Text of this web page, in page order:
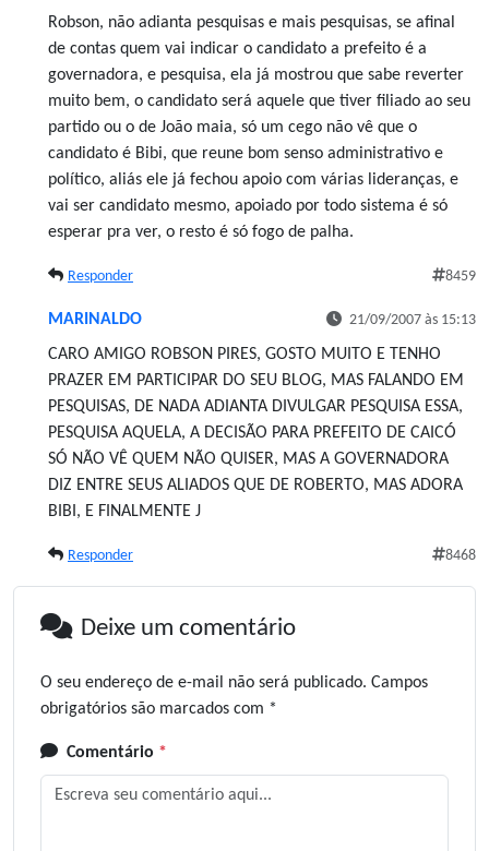
Robson, não adianta pesquisas e mais pesquisas, se afinal
de contas quem vai indicar o candidato a prefeito é a
governadora, e pesquisa, ela já mostrou que sabe reverter
muito bem, o candidato será aquele que tiver filiado ao seu
partido ou o de João maia, só um cego não vê que o
candidato é Bibi, que reune bom senso administrativo e
político, aliás ele já fechou apoio com várias lideranças, e
vai ser candidato mesmo, apoiado por todo sistema é só
esperar pra ver, o resto é só fogo de palha.
Responder 8459
MARINALDO 21/09/2007 às 15:13
CARO AMIGO ROBSON PIRES, GOSTO MUITO E TENHO
PRAZER EM PARTICIPAR DO SEU BLOG, MAS FALANDO EM
PESQUISAS, DE NADA ADIANTA DIVULGAR PESQUISA ESSA,
PESQUISA AQUELA, A DECISÃO PARA PREFEITO DE CAICÓ
SÓ NÃO VÊ QUEM NÃO QUISER, MAS A GOVERNADORA
DIZ ENTRE SEUS ALIADOS QUE DE ROBERTO, MAS ADORA
BIBI, E FINALMENTE J
Responder 8468
Deixe um comentário
O seu endereço de e-mail não será publicado. Campos
obrigatórios são marcados com *
Comentário *